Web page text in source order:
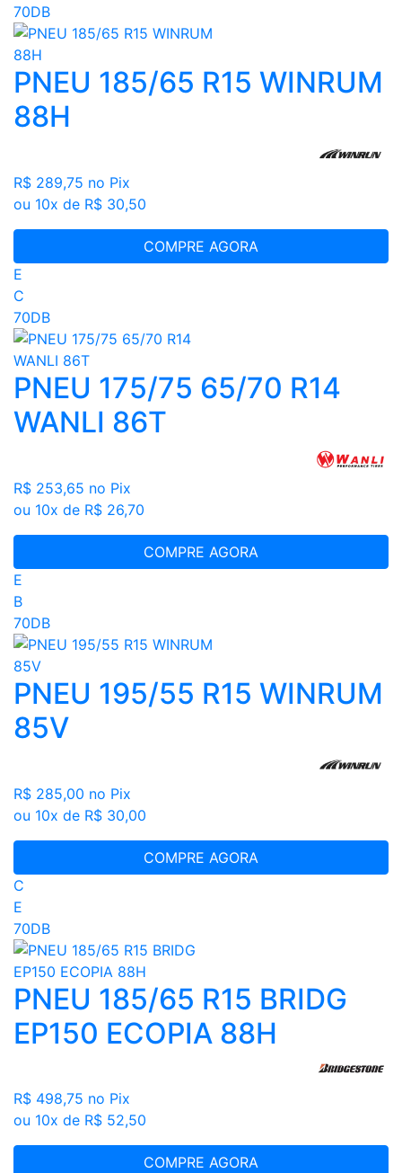
70DB
PNEU 185/65 R15 WINRUM
88H
R$ 289,75 no Pix
ou 10x de R$ 30,50
COMPRE AGORA
E
C
70DB
PNEU 175/75 65/70 R14
WANLI 86T
R$ 253,65 no Pix
ou 10x de R$ 26,70
COMPRE AGORA
E
B
70DB
PNEU 195/55 R15 WINRUM
85V
R$ 285,00 no Pix
ou 10x de R$ 30,00
COMPRE AGORA
C
E
70DB
PNEU 185/65 R15 BRIDG
EP150 ECOPIA 88H
R$ 498,75 no Pix
ou 10x de R$ 52,50
COMPRE AGORA